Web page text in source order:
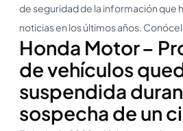
de seguridad de la información que
noticias en los últimos años.
Honda Motor –
de vehículos
suspendida
sospecha de un